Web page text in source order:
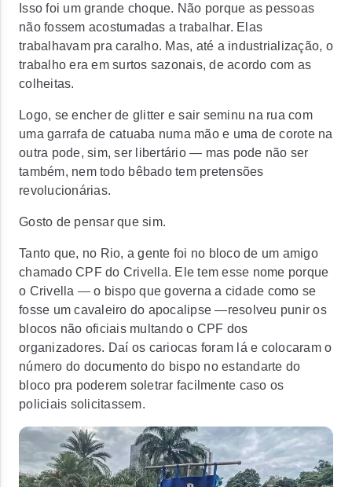
Isso foi um grande choque. Não porque as pessoas
não fossem acostumadas a trabalhar. Elas
trabalhavam pra caralho. Mas, até a industrialização, o
trabalho era em surtos sazonais, de acordo com as
colheitas.
Logo, se encher de glitter e sair seminu na rua com
uma garrafa de catuaba numa mão e uma de corote na
outra pode, sim, ser libertário — mas pode não ser
também, nem todo bêbado tem pretensões
revolucionárias.
Gosto de pensar que sim.
Tanto que, no Rio, a gente foi no bloco de um amigo
chamado CPF do Crivella. Ele tem esse nome porque
o Crivella — o bispo que governa a cidade como se
fosse um cavaleiro do apocalipse—resolveu punir os
blocos não oficiais multando o CPF dos
organizadores. Daí os cariocas foram lá e colocaram o
número do documento do bispo no estandarte do
bloco pra poderem soletrar facilmente caso os
policiais solicitassem.